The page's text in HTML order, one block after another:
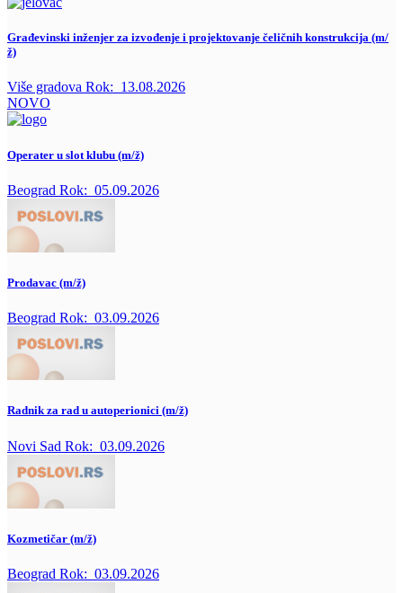
Građevinski inženjer za izvođenje i projektovanje čeličnih konstrukcija (m/
ž)
Više gradova Rok: 13.08.2026
NOVO
Operater u slot klubu (m/ž)
Beograd Rok: 05.09.2026
Prodavac (m/ž)
Beograd Rok: 03.09.2026
Radnik za rad u autoperionici (m/ž)
Novi Sad Rok: 03.09.2026
Kozmetičar (m/ž)
Beograd Rok: 03.09.2026